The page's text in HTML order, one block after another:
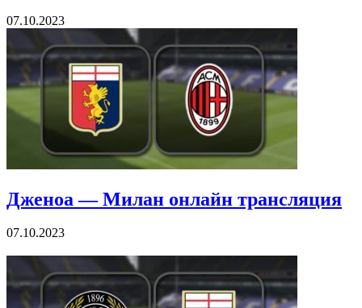
07.10.2023
Дженоа — Милан онлайн трансляция
07.10.2023